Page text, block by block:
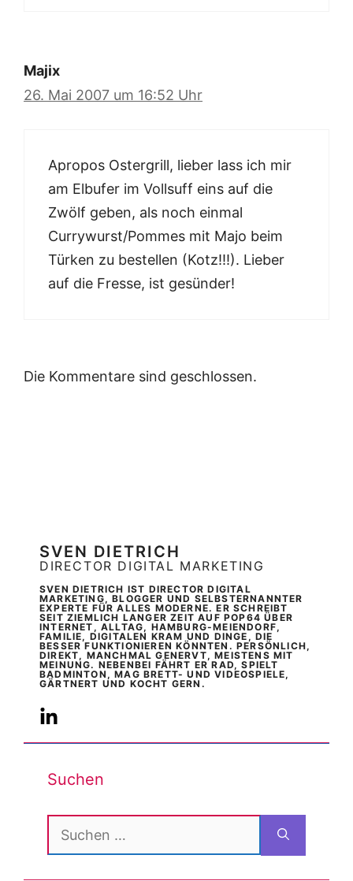
Majix
26. Mai 2007 um 16:52 Uhr
Apropos Ostergrill, lieber lass ich mir
am Elbufer im Vollsuff eins auf die
Zwölf geben, als noch einmal
Currywurst/Pommes mit Majo beim
Türken zu bestellen (Kotz!!!). Lieber
auf die Fresse, ist gesünder!
Die Kommentare sind geschlossen.
SVEN DIETRICH
DIRECTOR DIGITAL MARKETING
SVEN DIETRICH IST DIRECTOR DIGITAL
MARKETING, BLOGGER UND SELBSTERNANNTER
EXPERTE FÜR ALLES MODERNE. ER SCHREIBT
SEIT ZIEMLICH LANGER ZEIT AUF POP64 ÜBER
INTERNET, ALLTAG, HAMBURG-MEIENDORF,
FAMILIE, DIGITALEN KRAM UND DINGE, DIE
BESSER FUNKTIONIEREN KÖNNTEN. PERSÖNLICH,
DIREKT, MANCHMAL GENERVT, MEISTENS MIT
MEINUNG. NEBENBEI FÄHRT ER RAD, SPIELT
BADMINTON, MAG BRETT- UND VIDEOSPIELE,
GÄRTNERT UND KOCHT GERN.
Suchen
Suchen